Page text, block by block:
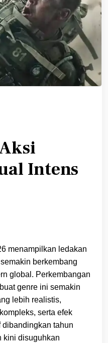
Intens
menampilkan ledakan
berkembang
global. Perkembangan
genre ini semakin
lebih realistis,
serta efek
tahun
kini disuguhkan